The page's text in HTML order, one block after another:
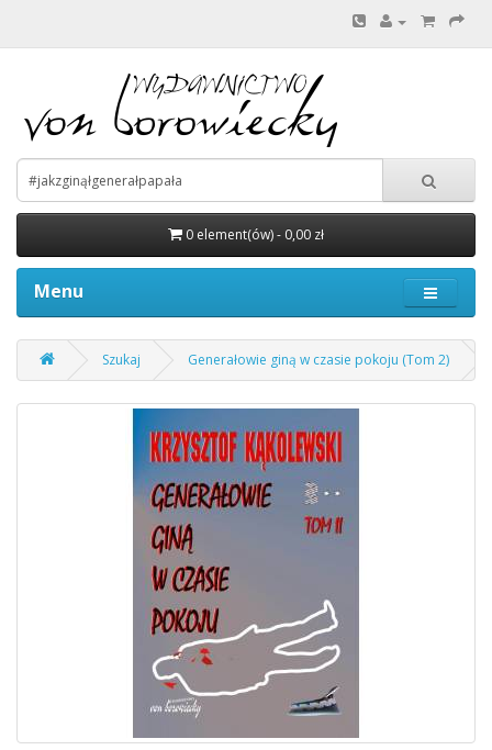
0 element(ów) - 0,00 zł
Menu
Szukaj Generałowie giną w czasie pokoju (Tom 2)